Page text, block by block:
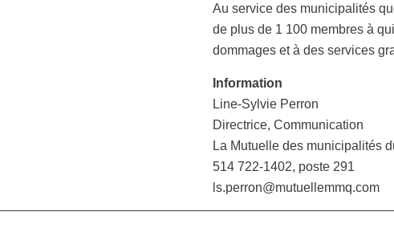
Au service des municipalités
de plus de 1 100 membres à
dommages et à des services
Information
Line-Sylvie Perron
Directrice, Communication
La Mutuelle des municipalités
514 722-1402, poste 291
ls.perron@mutuellemmq.com